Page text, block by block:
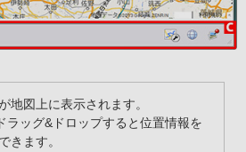
地図上に表示されます。
ラッグ&ドロップすると位置情報を
きます。